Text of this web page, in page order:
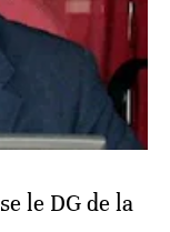
le DG de la